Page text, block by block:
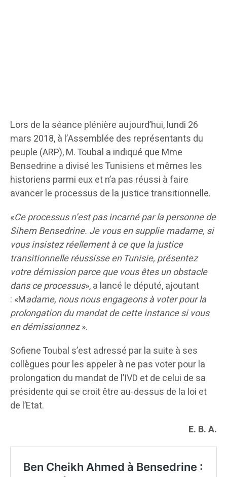
Lors de la séance plénière aujourd’hui, lundi 26
mars 2018, à l’Assemblée des représentants du
peuple (ARP), M. Toubal a indiqué que Mme
Bensedrine a divisé les Tunisiens et mêmes les
historiens parmi eux et n’a pas réussi à faire
avancer le processus de la justice transitionnelle.
«Ce processus n’est pas incarné par la personne de
Sihem Bensedrine. Je vous en supplie madame, si
vous insistez réellement à ce que la justice
transitionnelle réussisse en Tunisie, présentez
votre démission parce que vous êtes un obstacle
dans ce processus», a lancé le député, ajoutant
: «Madame, nous nous engageons à voter pour la
prolongation du mandat de cette instance si vous
en démissionnez».
Sofiene Toubal s’est adressé par la suite à ses
collègues pour les appeler à ne pas voter pour la
prolongation du mandat de l’IVD et de celui de sa
présidente qui se croit être au-dessus de la loi et
de l’Etat.
E. B. A.